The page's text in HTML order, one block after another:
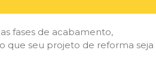
fases de acabamento,
que seu projeto de reforma seja